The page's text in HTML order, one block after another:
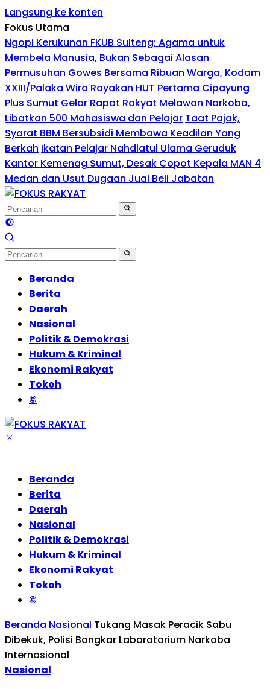
Langsung ke konten
Fokus Utama
Ngopi Kerukunan FKUB Sulteng: Agama untuk
Membela Manusia, Bukan Sebagai Alasan
Permusuhan Gowes Bersama Ribuan Warga, Kodam
XXIII/Palaka Wira Rayakan HUT Pertama Cipayung
Plus Sumut Gelar Rapat Rakyat Melawan Narkoba,
Libatkan 500 Mahasiswa dan Pelajar Taat Pajak,
Syarat BBM Bersubsidi Membawa Keadilan Yang
Berkah Ikatan Pelajar Nahdlatul Ulama Geruduk
Kantor Kemenag Sumut, Desak Copot Kepala MAN 4
Medan dan Usut Dugaan Jual Beli Jabatan
Beranda
Berita
Daerah
Nasional
Politik & Demokrasi
Hukum & Kriminal
Ekonomi Rakyat
Tokoh
©
Beranda
Berita
Daerah
Nasional
Politik & Demokrasi
Hukum & Kriminal
Ekonomi Rakyat
Tokoh
©
Beranda Nasional Tukang Masak Peracik Sabu
Dibekuk, Polisi Bongkar Laboratorium Narkoba
Internasional
Nasional